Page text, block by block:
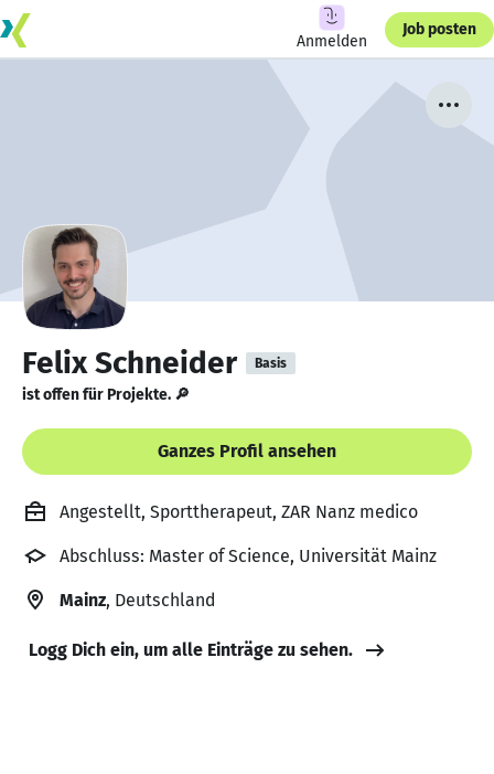
Anmelden
Job posten
Felix Schneider Basis
ist offen für Projekte. 🔎
Ganzes Profil ansehen
Angestellt, Sporttherapeut, ZAR Nanz medico
Abschluss: Master of Science, Universität Mainz
Mainz, Deutschland
Logg Dich ein, um alle Einträge zu sehen.